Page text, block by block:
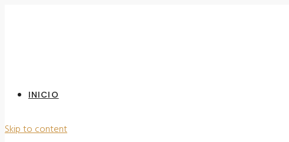
INICIO
Skip to content